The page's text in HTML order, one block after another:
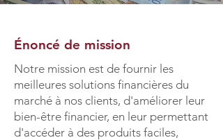
Énoncé de mission
Notre mission est de fournir les
meilleures solutions financières du
marché à nos clients, d'améliorer leur
bien-être financier, en leur permettant
d'accéder à des produits faciles,